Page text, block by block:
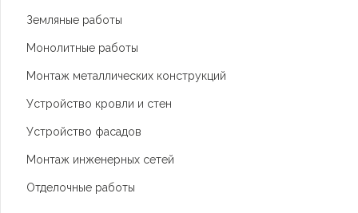
Земляные работы
Монолитные работы
Монтаж металлических конструкций
Устройство кровли и стен
Устройство фасадов
Монтаж инженерных сетей
Отделочные работы